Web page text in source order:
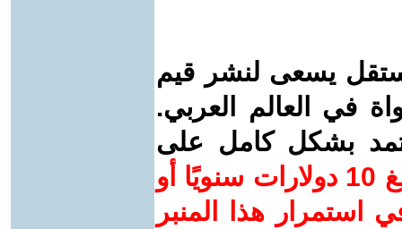
يسعى لنشر قيم
في العالم العربي.
بشكل كامل على
ساهم/ي معنا! بدعمكم بمبلغ 10 دولارات سنويًا أو
استمرار هذا المنبر